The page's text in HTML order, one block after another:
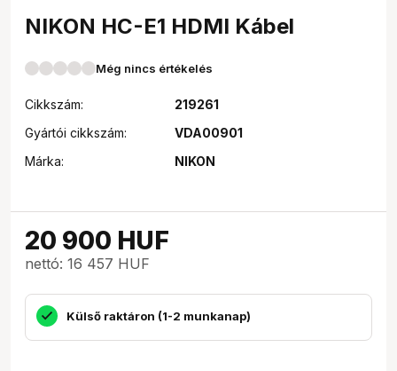
NIKON HC-E1 HDMI Kábel
Még nincs értékelés
Cikkszám:
219261
Gyártói cikkszám:
VDA00901
Márka:
NIKON
20 900 HUF
nettó: 16 457 HUF
Külső raktáron (1-2 munkanap)